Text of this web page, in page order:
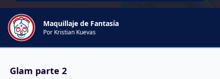
Maquillaje de Fantasía
Por Kristian Kuevas
Glam parte 2